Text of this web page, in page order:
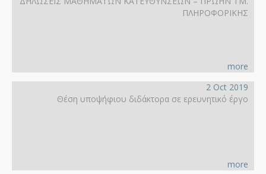
ΠΛΗΡΟΦΟΡΙΚΗΣ
more
2 Oct 2019
Θέση υποψήφιου διδάκτορα σε ερευνητικό έργο
more